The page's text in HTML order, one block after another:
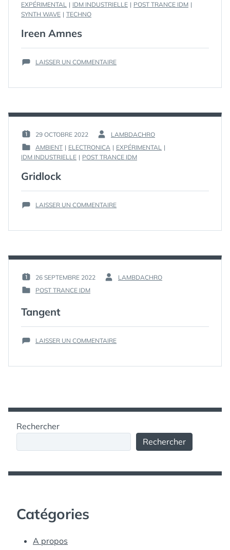
PUBLIÉ
DANS
EXPÉRIMENTAL | IDM INDUSTRIELLE | POST TRANCE IDM |
SYNTH WAVE | TECHNO
Ireen Amnes
LAISSER UN COMMENTAIRESUR
PUBLIÉ
LE :
29 OCTOBRE 2022
PAR :
LAMBDACHRO
PUBLIÉ
AMBIENT | ELECTRONICA | EXPÉRIMENTAL
|
IDM INDUSTRIELLE | POST TRANCE IDM
Gridlock
LAISSER UN COMMENTAIRESUR
PUBLIÉ
LE :
26 SEPTEMBRE 2022
PAR :
LAMBDACHRO
PUBLIÉ
POST TRANCE IDM
Tangent
LAISSER UN COMMENTAIRESUR
Rechercher
Rechercher
Catégories
A propos